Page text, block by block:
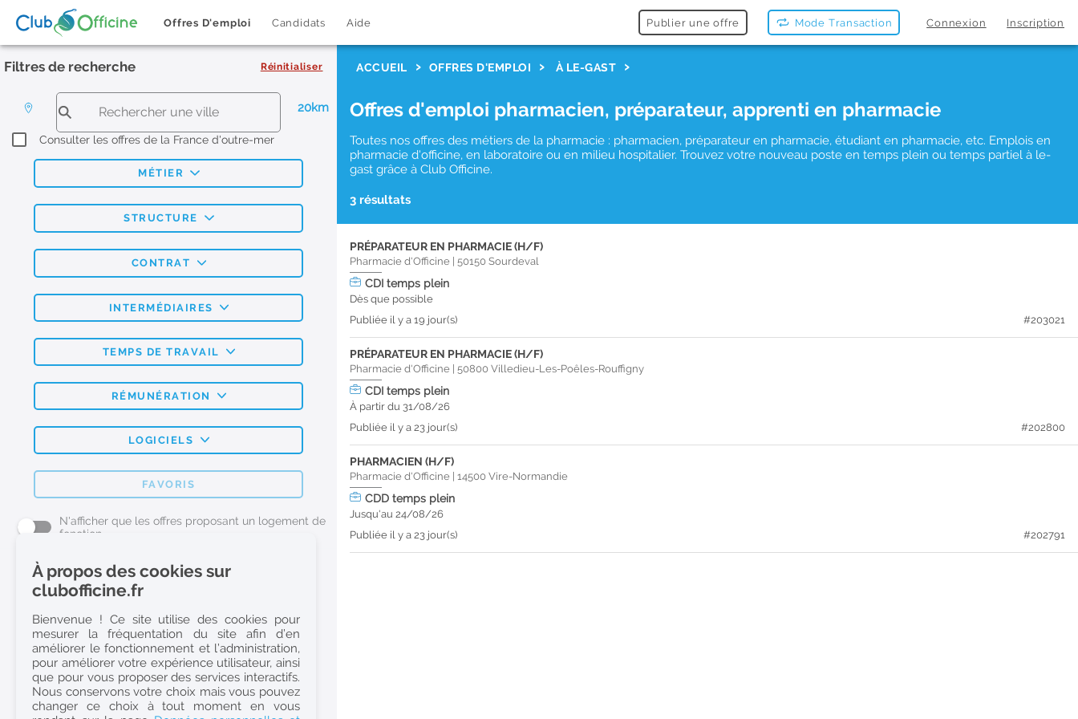
Offres D'emploi Candidats Aide Publier une offre Mode Transaction Connexion Inscription
Filtres de recherche Réinitialiser
20km
Consulter les offres de la France d'outre-mer
MÉTIER
STRUCTURE
CONTRAT
INTERMÉDIAIRES
TEMPS DE TRAVAIL
RÉMUNÉRATION
LOGICIELS
FAVORIS
N'afficher que les offres proposant un logement de
fonction
L'emploi Pharmacie par métier
Pharmacien (H/F)
Préparateur en Pharmacie (H/F)
Etudiant en Pharmacie (H/F)
Etudiant en Pharmacie 6e année validée (H/F)
Conseiller Dermo Cosmetique - Esthéticienne (H/F)
ACCUEIL OFFRES D'EMPLOI À LE-GAST
Offres d'emploi pharmacien, préparateur, apprenti en pharmacie
Toutes nos offres des métiers de la pharmacie : pharmacien, préparateur en pharmacie, étudiant en pharmacie, etc. Emplois en
pharmacie d'officine, en laboratoire ou en milieu hospitalier. Trouvez votre nouveau poste en temps plein ou temps partiel à le-
gast grâce à Club Officine.
3 résultats
PRÉPARATEUR EN PHARMACIE (H/F)
Pharmacie d'Officine |50150Sourdeval
CDItemps plein
Dès que possible
Publiée il y a 19 jour(s)
#203021
PRÉPARATEUR EN PHARMACIE (H/F)
Pharmacie d'Officine |50800Villedieu-Les-Poêles-Rouffigny
CDItemps plein
À partir du 31/08/26
Publiée il y a 23 jour(s)
#202800
PHARMACIEN (H/F)
Pharmacie d'Officine |14500Vire-Normandie
CDDtemps plein
Jusqu'au 24/08/26
Publiée il y a 23 jour(s)
#202791
À propos des cookies sur
clubofficine.fr
Bienvenue ! Ce site utilise des cookies pour
mesurer la fréquentation du site afin d’en
améliorer le fonctionnement et l’administration,
pour améliorer votre expérience utilisateur, ainsi
que pour vous proposer des services interactifs.
Nous conservons votre choix mais vous pouvez
changer ce choix à tout moment en vous